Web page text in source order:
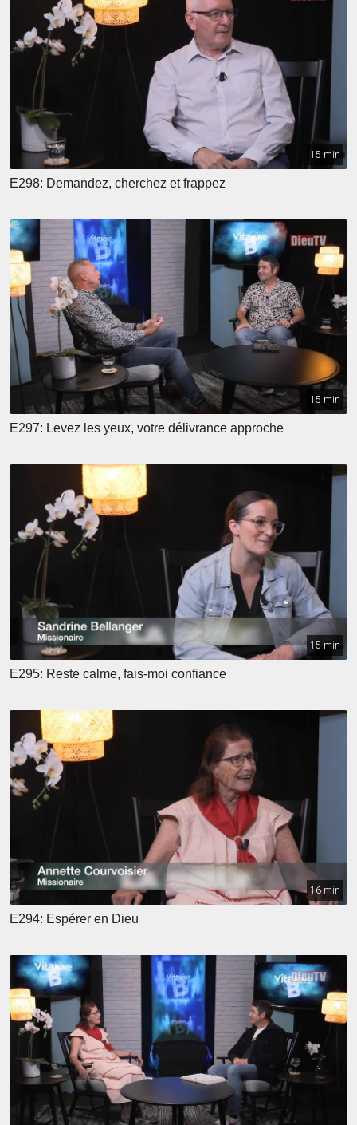
15 min
E298: Demandez, cherchez et frappez
15 min
E297: Levez les yeux, votre délivrance approche
15 min
E295: Reste calme, fais-moi confiance
16 min
E294: Espérer en Dieu